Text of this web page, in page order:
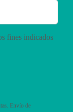
fines indicados
Envío de